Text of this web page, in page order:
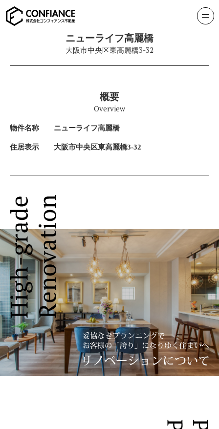
ニューライフ高麗橋
大阪市中央区東高麗橋3-32
概要
Overview
物件名称 ニューライフ高麗橋
住居表示 大阪市中央区東高麗橋3-32